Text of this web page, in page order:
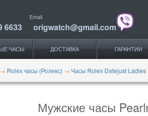
6633
Email
origwatch@gmail.com
ЧАСЫ ДОСТАВКА ГАРАНТИИ
→ Rolex часы (Ролекс) → Часы Rolex Datejust Ladies
Мужские часы